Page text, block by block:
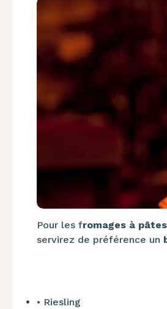
Pour les fromages à
servirez de préférence un
•​ Riesling